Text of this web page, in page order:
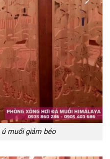
muối giảm béo